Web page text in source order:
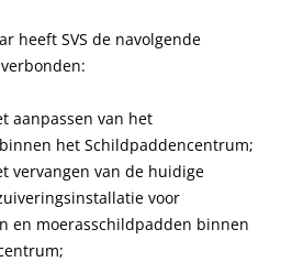
heeft SVS de navolgende
aanpassen van het
het Schildpaddencentrum;
vervangen van de huidige
voor
en moerasschildpadden binnen